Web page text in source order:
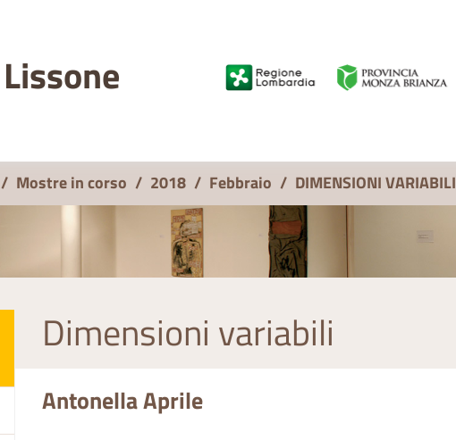
Lissone
/ Mostre in corso / 2018 / Febbraio / DIMENSIONI VARIABILI
Dimensioni variabili
Antonella Aprile